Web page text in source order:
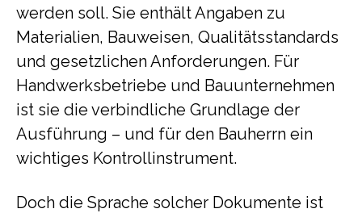
werden soll. Sie enthält Angaben zu
Materialien, Bauweisen, Qualitätsstandards
und gesetzlichen Anforderungen. Für
Handwerksbetriebe und Bauunternehmen
ist sie die verbindliche Grundlage der
Ausführung – und für den Bauherrn ein
wichtiges Kontrollinstrument.
Doch die Sprache solcher Dokumente ist